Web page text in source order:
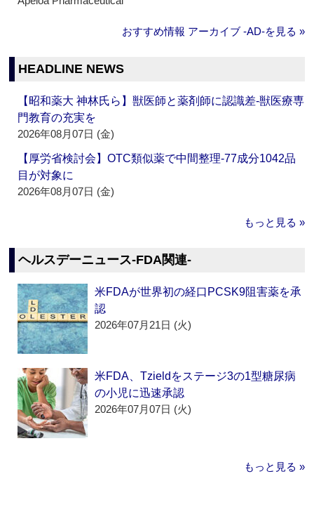
おすすめ情報 アーカイブ ‐AD‐を見る »
HEADLINE NEWS
【昭和薬大 神林氏ら】獣医師と薬剤師に認識差‐獣医療専
門教育の充実を
2026年08月07日 (金)
【厚労省検討会】OTC類似薬で中間整理‐77成分1042品
目が対象に
2026年08月07日 (金)
もっと見る »
ヘルスデーニュース‐FDA関連‐
米FDAが世界初の経口PCSK9阻害薬を承
認
2026年07月21日 (火)
米FDA、Tzieldをステージ3の1型糖尿病
の小児に迅速承認
2026年07月07日 (火)
もっと見る »